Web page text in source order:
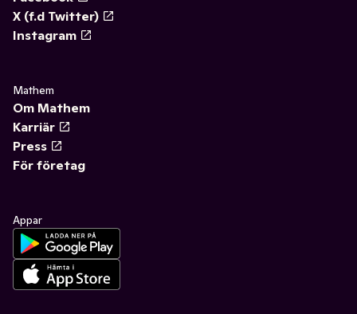
X (f.d Twitter)
Instagram
Mathem
Om Mathem
Karriär
Press
För företag
Appar